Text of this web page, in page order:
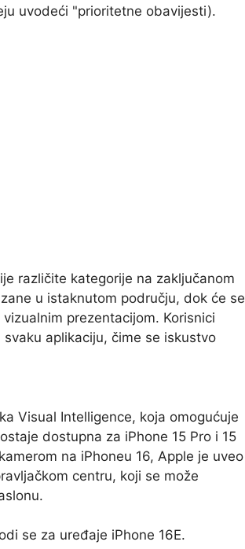
uvodeći "prioritetne obavijesti).
različite kategorije na zaključanom
u istaknutom području, dok će se
prezentacijom. Korisnici
aplikaciju, čime se iskustvo
Visual Intelligence, koja omogućuje
dostupna za iPhone 15 Pro i 15
na iPhoneu 16, Apple je uveo
centru, koji se može
se za uređaje iPhone 16E.